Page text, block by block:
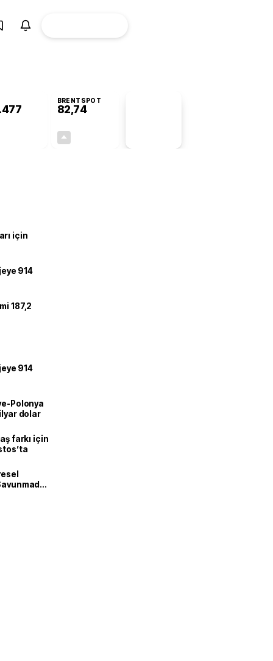
BRENTSPOT
82,74
için
914
187,2
914
Polonya
dolar
farkı için